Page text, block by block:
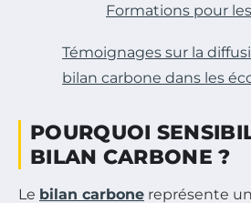
Formations pour
Témoignages sur la
bilan carbone dans les
POURQUOI
BILAN CARBONE ?
Le bilan carbone représente